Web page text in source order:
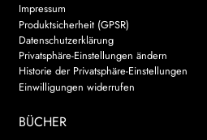
Impressum
Produktsicherheit (GPSR)
Datenschutzerklärung
Privatsphäre-Einstellungen ändern
Historie der Privatsphäre-Einstellungen
Einwilligungen widerrufen
BÜCHER